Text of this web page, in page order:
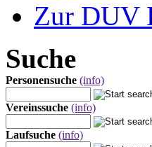
Zur DUV
Suche
Personensuche (info)
Vereinssuche (info)
Laufsuche (info)